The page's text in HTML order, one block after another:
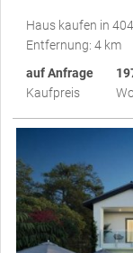
Haus kaufen in
Entfernung: 4 km
auf Anfrage
Kaufpreis